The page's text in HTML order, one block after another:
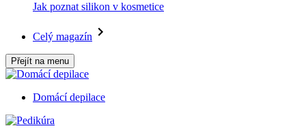
Jak poznat silikon v kosmetice
Celý magazín
Přejít na menu
Domácí depilace